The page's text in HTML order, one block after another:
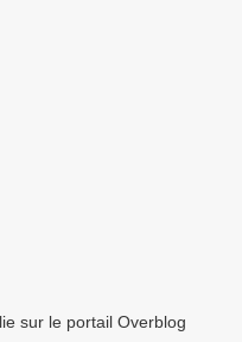
sur le portail Overblog